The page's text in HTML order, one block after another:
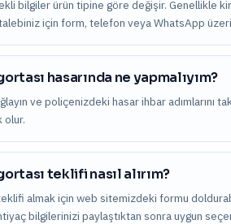
bilgiler ürün tipine göre değişir. Genellikle
için form, telefon veya WhatsApp
hasarında ne yapmalıyım?
ve poliçenizdeki hasar ihbar
olur.
teklifi nasıl alırım?
almak için web sitemizdeki formu
bilgilerinizi paylaştıktan sonra uygun